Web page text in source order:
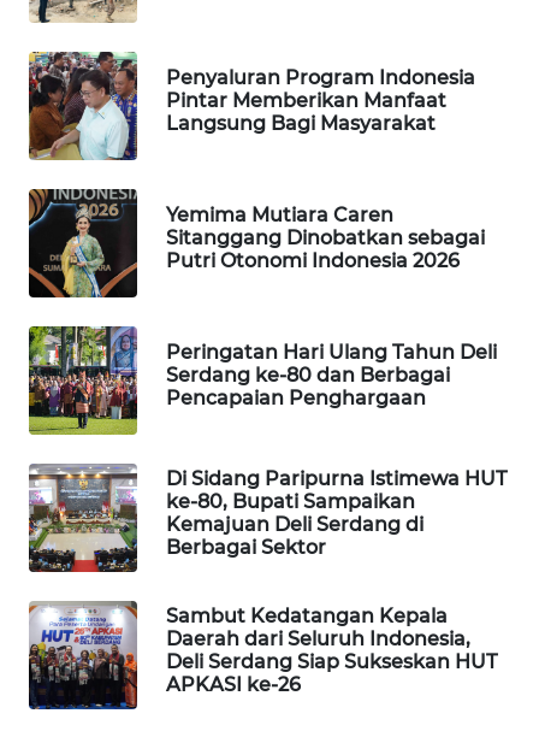
Penyaluran Program Indonesia
Pintar Memberikan Manfaat
Langsung Bagi Masyarakat
Yemima Mutiara Caren
Sitanggang Dinobatkan sebagai
Putri Otonomi Indonesia 2026
Peringatan Hari Ulang Tahun Deli
Serdang ke-80 dan Berbagai
Pencapaian Penghargaan
Di Sidang Paripurna Istimewa HUT
ke-80, Bupati Sampaikan
Kemajuan Deli Serdang di
Berbagai Sektor
Sambut Kedatangan Kepala
Daerah dari Seluruh Indonesia,
Deli Serdang Siap Sukseskan HUT
APKASI ke-26
KONSUMEN
FORWAMKI
ALPERKLINAS
FORJASIDA
TAMBANG
NEWS
SITUNGIR
NEWS
SIDIKALANG
NEWS
NEWS
METRO
SIANTAR